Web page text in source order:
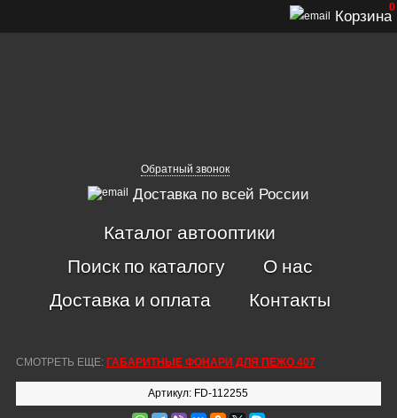
Обратный звонок
Доставка по всей России
Корзина
0
Каталог автооптики
Поиск по каталогу
О нас
Доставка и оплата
Контакты
СМОТРЕТЬ ЕЩЕ: ГАБАРИТНЫЕ ФОНАРИ ДЛЯ ПЕЖО 407
Артикул: FD-112255